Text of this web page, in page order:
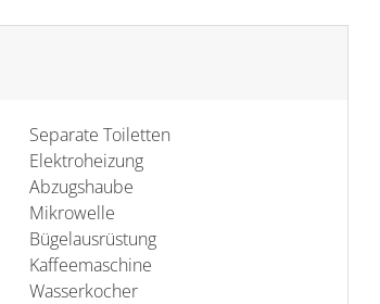
Separate Toiletten
Elektroheizung
Abzugshaube
Mikrowelle
Bügelausrüstung
Kaffeemaschine
Wasserkocher